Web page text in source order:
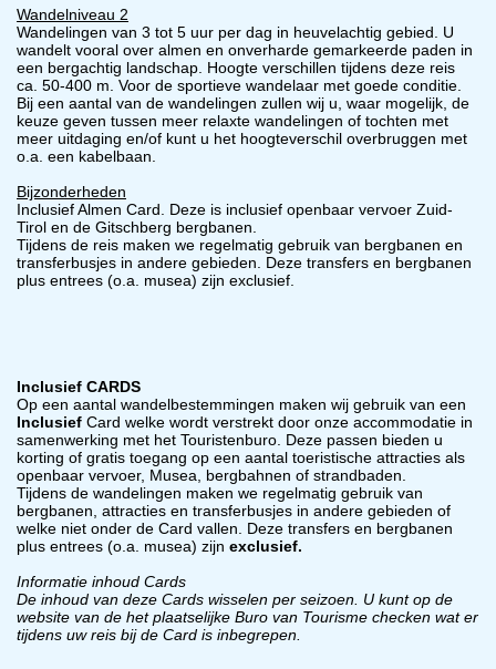
Wandelniveau 2
Wandelingen van 3 tot 5 uur per dag in heuvelachtig gebied. U
wandelt vooral over almen en onverharde gemarkeerde paden in
een bergachtig landschap. Hoogte verschillen tijdens deze reis
ca. 50-400 m. Voor de sportieve wandelaar met goede conditie.
Bij een aantal van de wandelingen zullen wij u, waar mogelijk, de
keuze geven tussen meer relaxte wandelingen of tochten met
meer uitdaging en/of kunt u het hoogteverschil overbruggen met
o.a. een kabelbaan.
Bijzonderheden
Inclusief Almen Card. Deze is inclusief openbaar vervoer Zuid-
Tirol en de Gitschberg bergbanen.
Tijdens de reis maken we regelmatig gebruik van bergbanen en
transferbusjes in andere gebieden. Deze transfers en bergbanen
plus entrees (o.a. musea) zijn exclusief.
Inclusief CARDS
Op een aantal wandelbestemmingen maken wij gebruik van een
Inclusief Card welke wordt verstrekt door onze accommodatie in
samenwerking met het Touristenburo. Deze passen bieden u
korting of gratis toegang op een aantal toeristische attracties als
openbaar vervoer, Musea, bergbahnen of strandbaden.
Tijdens de wandelingen maken we regelmatig gebruik van
bergbanen, attracties en transferbusjes in andere gebieden of
welke niet onder de Card vallen. Deze transfers en bergbanen
plus entrees (o.a. musea) zijn exclusief.
Informatie inhoud Cards
De inhoud van deze Cards wisselen per seizoen. U kunt op de
website van de het plaatselijke Buro van Tourisme checken wat er
tijdens uw reis bij de Card is inbegrepen.